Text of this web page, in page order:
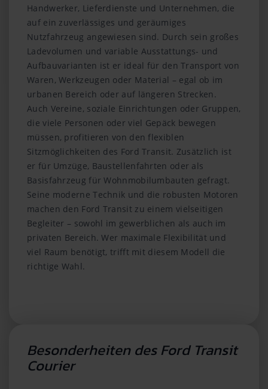
Handwerker, Lieferdienste und Unternehmen, die
auf ein zuverlässiges und geräumiges
Nutzfahrzeug angewiesen sind. Durch sein großes
Ladevolumen und variable Ausstattungs- und
Aufbauvarianten ist er ideal für den Transport von
Waren, Werkzeugen oder Material – egal ob im
urbanen Bereich oder auf längeren Strecken.
Auch Vereine, soziale Einrichtungen oder Gruppen,
die viele Personen oder viel Gepäck bewegen
müssen, profitieren von den flexiblen
Sitzmöglichkeiten des Ford Transit. Zusätzlich ist
er für Umzüge, Baustellenfahrten oder als
Basisfahrzeug für Wohnmobilumbauten gefragt.
Seine moderne Technik und die robusten Motoren
machen den Ford Transit zu einem vielseitigen
Begleiter – sowohl im gewerblichen als auch im
privaten Bereich. Wer maximale Flexibilität und
viel Raum benötigt, trifft mit diesem Modell die
richtige Wahl.
Besonderheiten des Ford Transit
Courier